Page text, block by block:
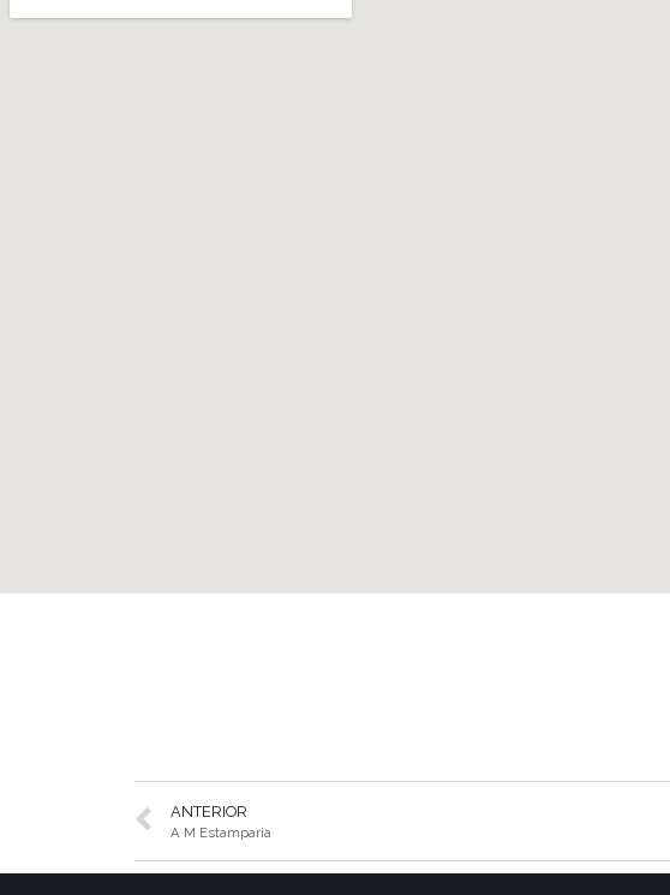
ANTERIOR
A M Estamparia